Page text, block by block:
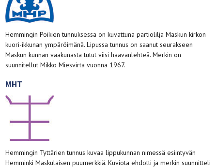
Hemmingin Poikien tunnuksessa on kuvattuna partiolilja Maskun kirkon
kuori-ikkunan ympäröimänä. Lipussa tunnus on saanut seurakseen
Maskun kunnan vaakunasta tutut viisi haavanlehteä. Merkin on
suunnitellut Mikko Miesvirta vuonna 1967.
MHT
Hemmingin Tyttärien tunnus kuvaa lippukunnan nimessä esiintyvän
Hemminki Maskulaisen puumerkkiä. Kuviota ehdotti ja merkin suunnitteli